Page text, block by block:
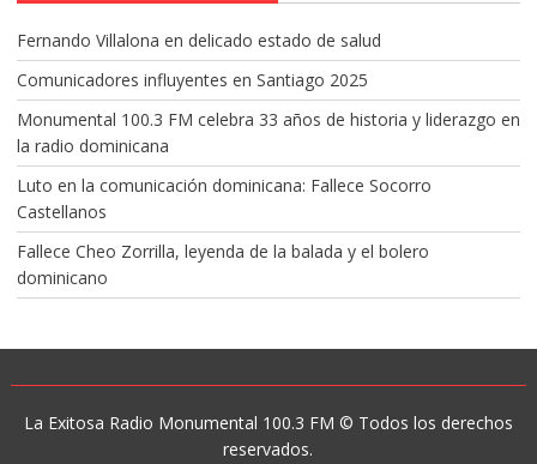
Fernando Villalona en delicado estado de salud
Comunicadores influyentes en Santiago 2025
Monumental 100.3 FM celebra 33 años de historia y liderazgo en
la radio dominicana
Luto en la comunicación dominicana: Fallece Socorro
Castellanos
Fallece Cheo Zorrilla, leyenda de la balada y el bolero
dominicano
La Exitosa Radio Monumental 100.3 FM © Todos los derechos
reservados.